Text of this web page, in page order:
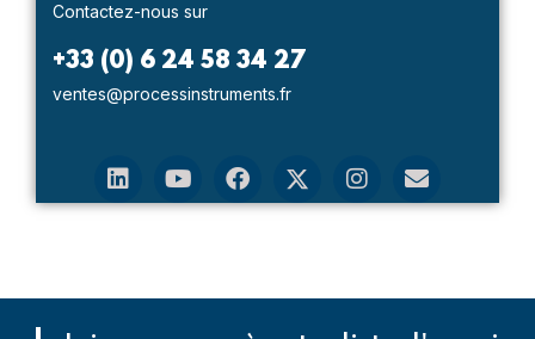
Contactez-nous sur
+33 (0) 6 24 58 34 27
ventes@processinstruments.fr